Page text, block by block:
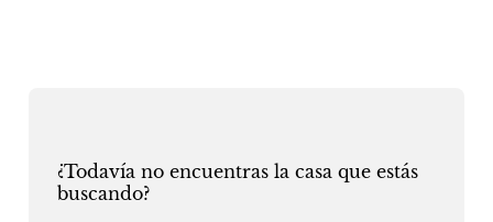
¿Todavía no encuentras la casa que estás
buscando?